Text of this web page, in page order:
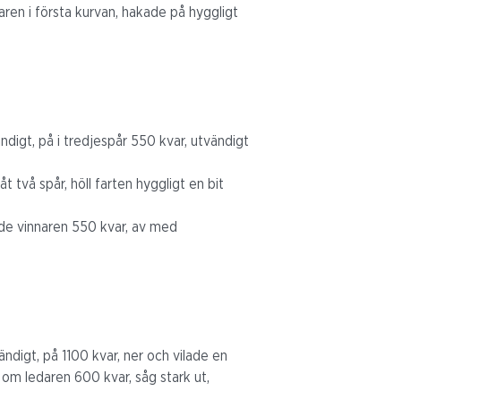
i första kurvan, hakade på hyggligt
på i tredjespår 550 kvar, utvändigt
två spår, höll farten hyggligt en bit
vinnaren 550 kvar, av med
på 1100 kvar, ner och vilade en
ledaren 600 kvar, såg stark ut,